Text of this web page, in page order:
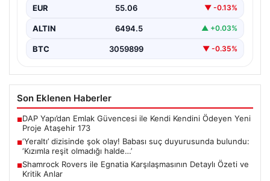
EUR 55.06 ▼ -0.13%
ALTIN 6494.5 ▲ +0.03%
BTC 3059899 ▼ -0.35%
Son Eklenen Haberler
■DAP Yapı’dan Emlak Güvencesi ile Kendi Kendini Ödeyen Yeni
Proje Ataşehir 173
■‘Yeraltı’ dizisinde şok olay! Babası suç duyurusunda bulundu:
‘Kızımla reşit olmadığı halde…’
■Shamrock Rovers ile Egnatia Karşılaşmasının Detaylı Özeti ve
Kritik Anlar